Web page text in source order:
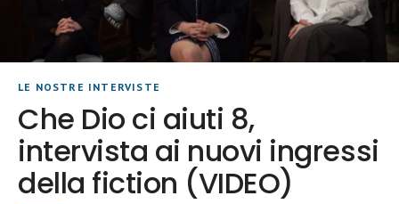
LE NOSTRE INTERVISTE
Che Dio ci aiuti 8,
intervista ai nuovi ingressi
della fiction (VIDEO)